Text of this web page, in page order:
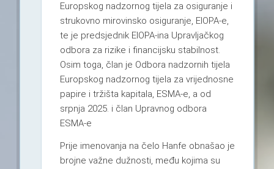
Europskog nadzornog tijela za osiguranje i
strukovno mirovinsko osiguranje, EIOPA-e,
te je predsjednik EIOPA-ina Upravljačkog
odbora za rizike i financijsku stabilnost.
Osim toga, član je Odbora nadzornih tijela
Europskog nadzornog tijela za vrijednosne
papire i tržišta kapitala, ESMA-e, a od
srpnja 2025. i član Upravnog odbora
ESMA-e
Prije imenovanja na čelo Hanfe obnašao je
brojne važne dužnosti, među kojima su